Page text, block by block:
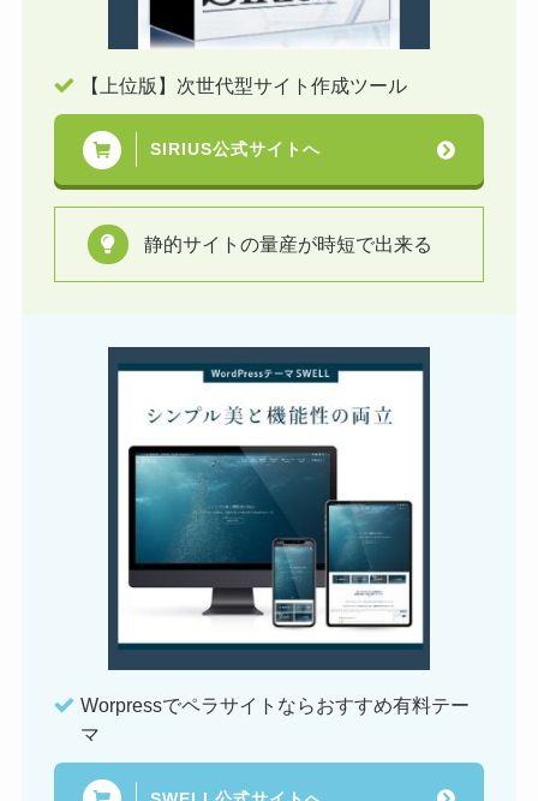
【上位版】次世代型サイト作成ツール
SIRIUS公式サイトへ
静的サイトの量産が時短で出来る
Worpressでペラサイトならおすすめ有料テー
マ